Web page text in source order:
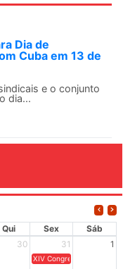
Dia de
Cuba em 13 de
e o conjunto
dia...
Qui Sex
Sáb
30 31 1
XIV Congresso Brasileiro